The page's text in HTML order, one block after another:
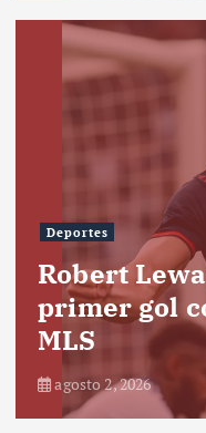
Deportes
Robert
primer gol
MLS
agosto 2, 2026